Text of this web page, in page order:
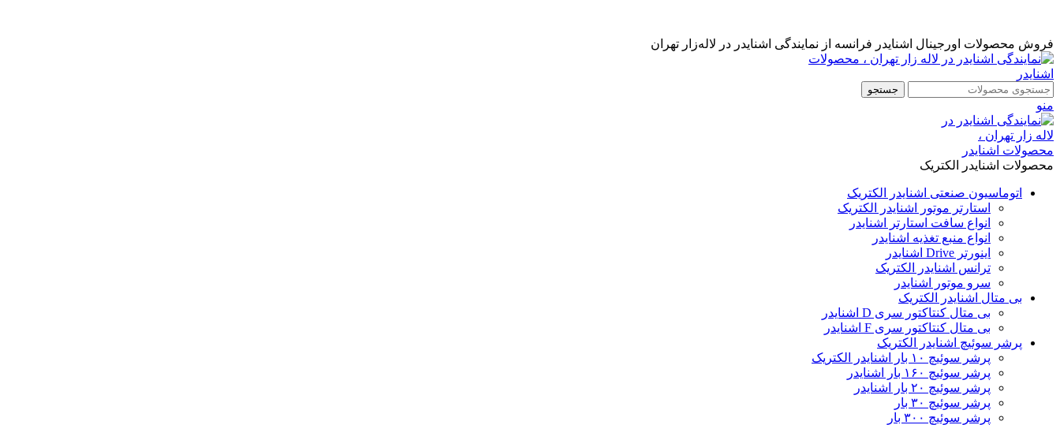
فروش محصولات اورجینال اشنایدر فرانسه از نمایندگی اشنایدر در لاله‌زار تهران
جستجو
منو
محصولات اشنایدر الکتریک
اتوماسیون صنعتی اشنایدر الکتریک
استارتر موتور اشنایدر الکتریک
انواع سافت استارتر اشنایدر
انواع منبع تغذیه اشنایدر
اینورتر Drive اشنایدر
ترانس اشنایدر الکتریک
سرو موتور اشنایدر
بی متال اشنایدر الکتریک
بی متال کنتاکتور سری D اشنایدر
بی متال کنتاکتور سری F اشنایدر
پرشر سوئیچ اشنایدر الکتریک
پرشر سوئیچ ۱۰ بار اشنایدر الکتریک
پرشر سوئیچ ۱۶۰ بار اشنایدر
پرشر سوئیچ ۲۰ بار اشنایدر
پرشر سوئیچ ۳۰ بار
پرشر سوئیچ ۳۰۰ بار